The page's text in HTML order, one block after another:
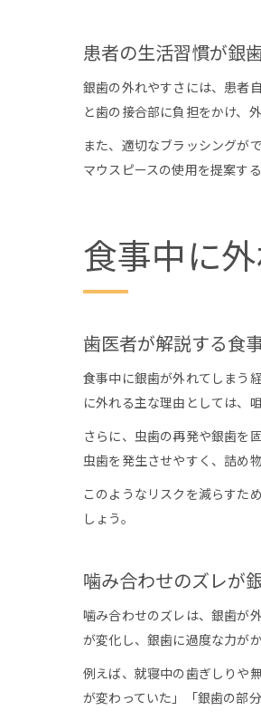
患者の生活習慣が銀
銀歯の外れやすさには、患者
と歯の接合部に負担をかけ、
また、適切なブラッシングが
マウスピースの使用を提案す
食事中に
歯医者が解説する食
食事中に銀歯が外れてしまう
に外れる主な理由としては、
さらに、虫歯の再発や銀歯を
虫歯を発生させやすく、詰め
このようなリスクを減らすた
しょう。
噛み合わせのズレが
噛み合わせのズレは、銀歯が
が変化し、銀歯に過度な力が
例えば、就寝中の歯ぎしりや
が変わっていた」「銀歯の部